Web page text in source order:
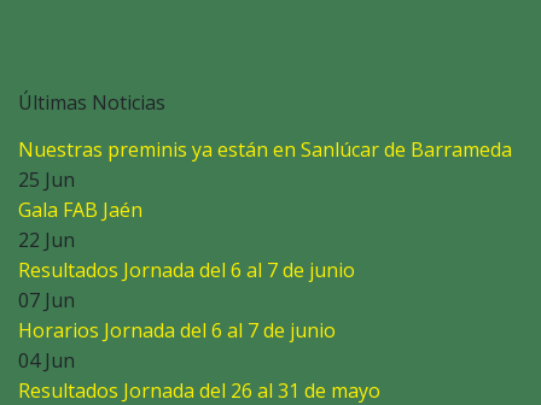
Últimas Noticias
Nuestras preminis ya están en Sanlúcar de Barrameda
25 Jun
Gala FAB Jaén
22 Jun
Resultados Jornada del 6 al 7 de junio
07 Jun
Horarios Jornada del 6 al 7 de junio
04 Jun
Resultados Jornada del 26 al 31 de mayo